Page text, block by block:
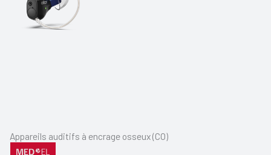
Appareils auditifs à encrage osseux (CO)